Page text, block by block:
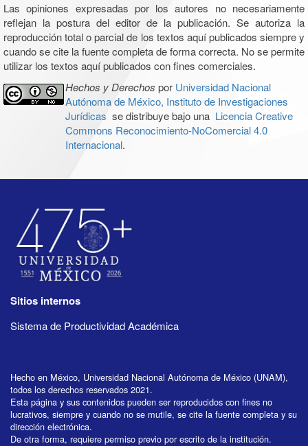
Las opiniones expresadas por los autores no necesariamente
reflejan la postura del editor de la publicación. Se autoriza la
reproducción total o parcial de los textos aquí publicados siempre y
cuando se cite la fuente completa de forma correcta. No se permite
utilizar los textos aquí publicados con fines comerciales.
Hechos y Derechos por Universidad Nacional
Autónoma de México, Instituto de Investigaciones
Jurídicas se distribuye bajo una Licencia Creative
Commons Reconocimiento-NoComercial 4.0
Internacional.
Sitios internos
Sistema de Productividad Académica
Hecho en México, Universidad Nacional Autónoma de México (UNAM),
todos los derechos reservados 2021.
Esta página y sus contenidos pueden ser reproducidos con fines no
lucrativos, siempre y cuando no se mutile, se cite la fuente completa y su
dirección electrónica.
De otra forma, requiere permiso previo por escrito de la institución.